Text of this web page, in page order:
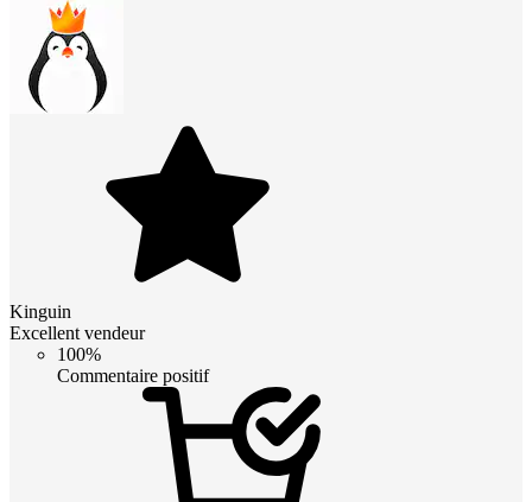
Kinguin
Excellent vendeur
100%
Commentaire positif